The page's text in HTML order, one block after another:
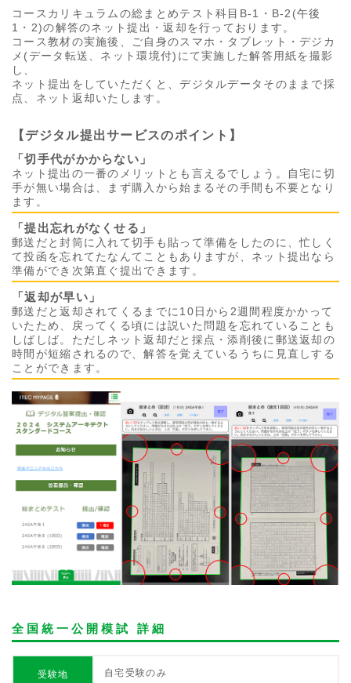
コースカリキュラムの総まとめテスト科目B-1・B-2(午後
1・2)の解答のネット提出・返却を行っております。
コース教材の実施後、ご自身のスマホ・タブレット・デジカ
メ(データ転送、ネット環境付)にて実施した解答用紙を撮影
し、
ネット提出をしていただくと、デジタルデータそのままで採
点、ネット返却いたします。
【デジタル提出サービスのポイント】
「切手代がかからない」
ネット提出の一番のメリットとも言えるでしょう。自宅に切
手が無い場合は、まず購入から始まるその手間も不要となり
ます。
「提出忘れがなくせる」
郵送だと封筒に入れて切手も貼って準備をしたのに、忙しく
て投函を忘れてたなんてこともありますが、ネット提出なら
準備ができ次第直ぐ提出できます。
「返却が早い」
郵送だと返却されてくるまでに10日から2週間程度かかって
いたため、戻ってくる頃には説いた問題を忘れていることも
しばしば。ただしネット返却だと採点・添削後に郵送返却の
時間が短縮されるので、解答を覚えているうちに見直しする
ことができます。
全国統一公開模試 詳細
受験地 自宅受験のみ